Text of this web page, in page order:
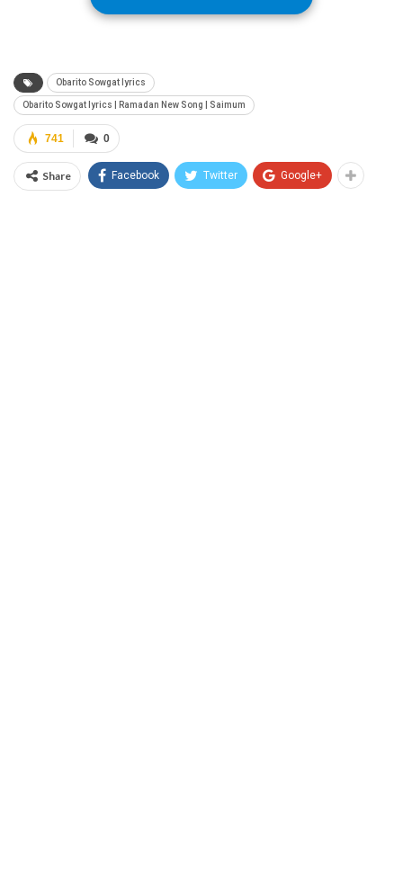
Obarito Sowgat lyrics
Obarito Sowgat lyrics | Ramadan New Song | Saimum
0
741
Share Facebook Twitter Google+